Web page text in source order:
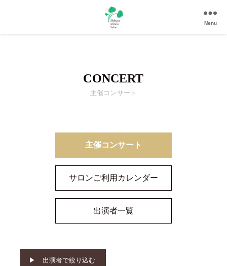
サ
ロ
谷
駅
徒
歩
3
分
の
和
風
Menu
CONCERT
主催コンサート
主催コンサート
サロンご利用カレンダー
出演者一覧
出演者で絞り込む